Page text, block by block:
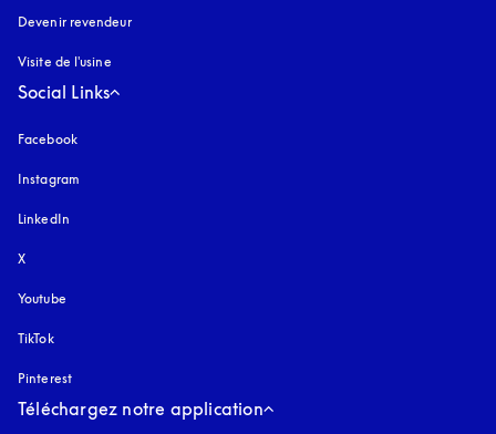
Devenir revendeur
Visite de l'usine
Social Links
Facebook
Instagram
LinkedIn
X
Youtube
TikTok
Pinterest
Téléchargez notre application